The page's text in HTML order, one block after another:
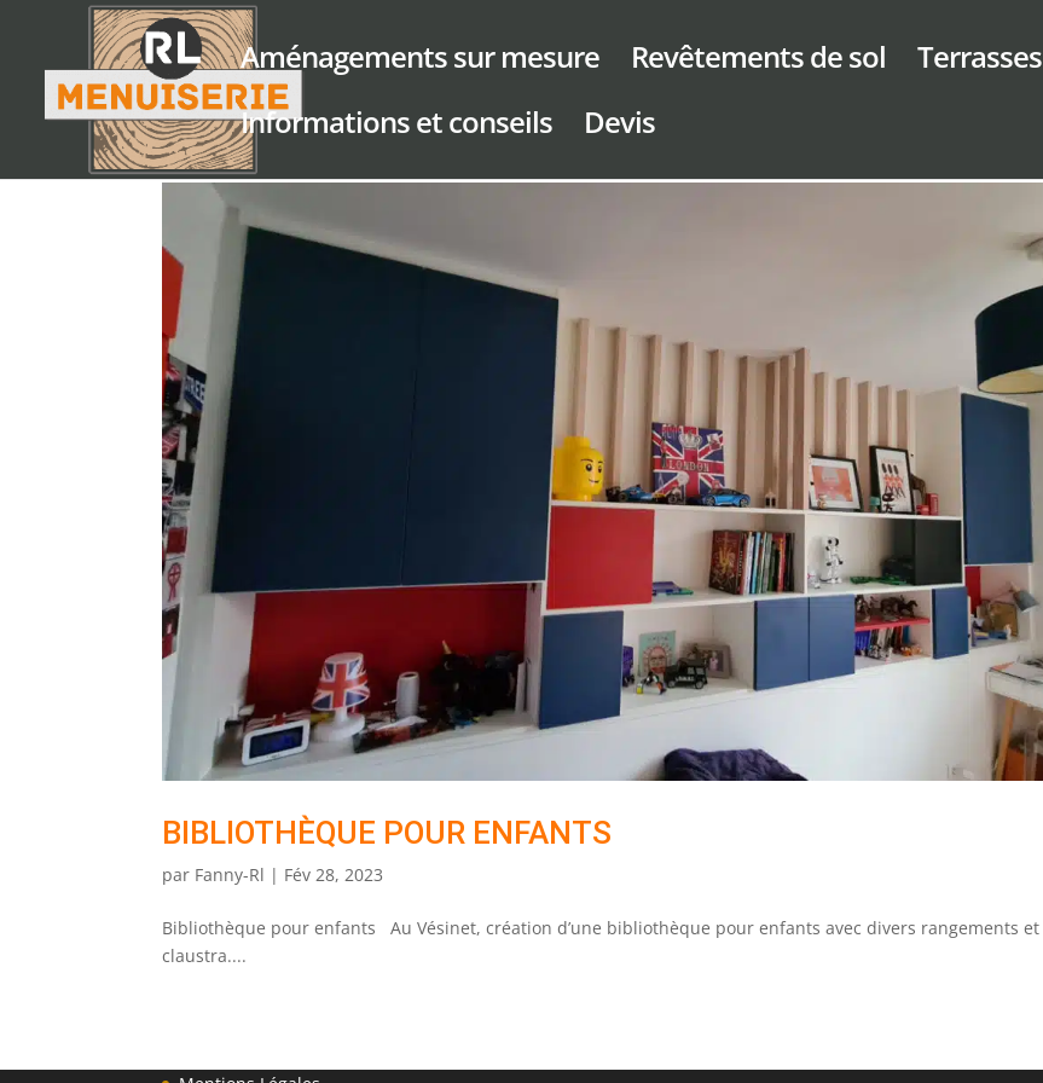
Aménagements sur mesure Revêtements de sol Terrasses
Informations et conseils
Devis
BIBLIOTHÈQUE POUR ENFANTS
par Fanny-Rl | Fév 28, 2023
Bibliothèque pour enfants Au Vésinet, création d’une bibliothèque pour enfants avec divers rangements et
claustra....